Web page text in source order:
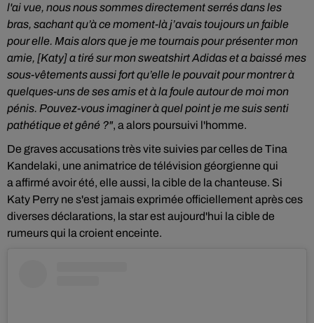
l'ai vue, nous nous sommes directement serrés dans les
bras, sachant qu’à ce moment-là j’avais toujours un faible
pour elle. Mais alors que je me tournais pour présenter mon
amie, [Katy] a tiré sur mon sweatshirt Adidas et a baissé mes
sous-vêtements aussi fort qu’elle le pouvait pour montrer à
quelques-uns de ses amis et à la foule autour de moi mon
pénis. Pouvez-vous imaginer à quel point je me suis senti
pathétique et gêné ?", a alors poursuivi l'homme.
De graves accusations très vite suivies par celles de Tina
Kandelaki, une animatrice de télévision géorgienne qui
a affirmé avoir été, elle aussi, la cible de la chanteuse. Si
Katy Perry ne s'est jamais exprimée officiellement après ces
diverses déclarations, la star est aujourd'hui la cible de
rumeurs qui la croient enceinte.